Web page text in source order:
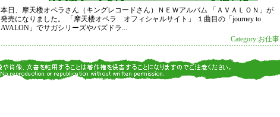
本日、摩天楼オペラさん（キングレコードさん）ＮＥＷアルバム 「ＡＶＡＬＯＮ」が
発売になりました。 「摩天楼オペラ オフィシャルサイト」 １曲目の「journey to
AVALON」でサガシリーズやパズドラ...
Category:お仕事